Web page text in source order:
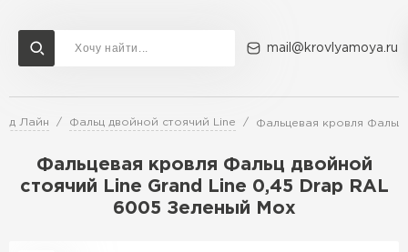
mail@krovlyamoya.ru
Лайн Фальц двойной стоячий Line Фальцевая кровля
Фальцевая кровля Фальц двойной
стоячий Line Grand Line 0,45 Drap RAL
6005 Зеленый Мох
Сервисы расчета
Расчет штакетника для забора
Расчет водостока
Расчет софитов для кровли
Доставка Контакты